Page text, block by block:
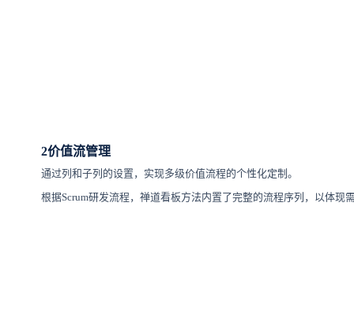
2价值流管理
通过列和子列的设置，实现多级价值流程的个性化定制。
根据Scrum研发流程，禅道看板方法内置了完整的流程序列，以体现